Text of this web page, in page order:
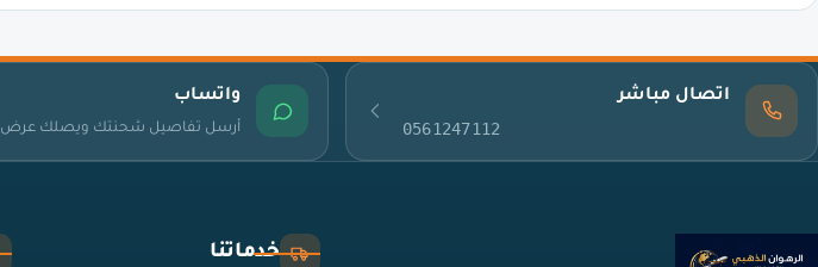
اتصال مباشر
0561247112
واتساب
أرسل تفاصيل شحنتك ويصلك عرض
خدماتنا